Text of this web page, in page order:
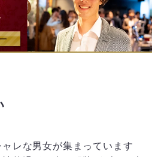
レな男女が集まっています